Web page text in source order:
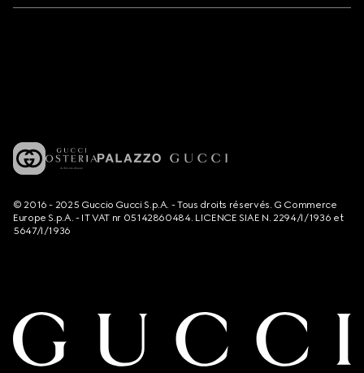
© 2016 - 2025 Guccio Gucci S.p.A. - Tous droits réservés. G Commerce
Europe S.p.A. - IT VAT nr 05142860484. LICENCE SIAE N. 2294/I/1936 et
5647/I/1936